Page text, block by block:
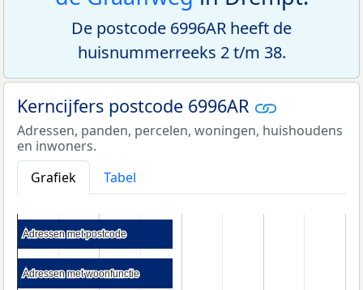
De postcode 6996AR heeft de
huisnummerreeks 2 t/m 38.
Kerncijfers postcode 6996AR
Adressen, panden, percelen, woningen, huishoudens
en inwoners.
Grafiek
Tabel
Adressen met postcode
Adressen met postcode
Adressen met woonfunctie
Adressen met woonfunctie